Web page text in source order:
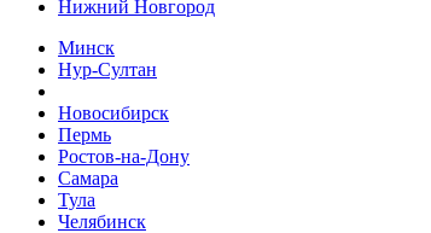
Нижний Новгород
Минск
Нур-Султан
Новосибирск
Пермь
Ростов-на-Дону
Самара
Тула
Челябинск